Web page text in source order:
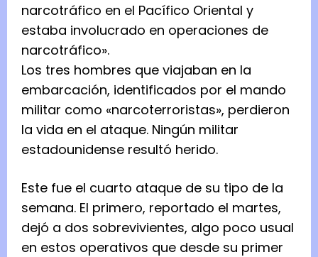
narcotráfico en el Pacífico Oriental y
estaba involucrado en operaciones de
narcotráfico».
Los tres hombres que viajaban en la
embarcación, identificados por el mando
militar como «narcoterroristas», perdieron
la vida en el ataque. Ningún militar
estadounidense resultó herido.
Este fue el cuarto ataque de su tipo de la
semana. El primero, reportado el martes,
dejó a dos sobrevivientes, algo poco usual
en estos operativos que desde su primer